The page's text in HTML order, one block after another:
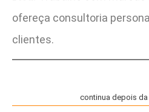
ofereça consultoria
clientes.
continua depois